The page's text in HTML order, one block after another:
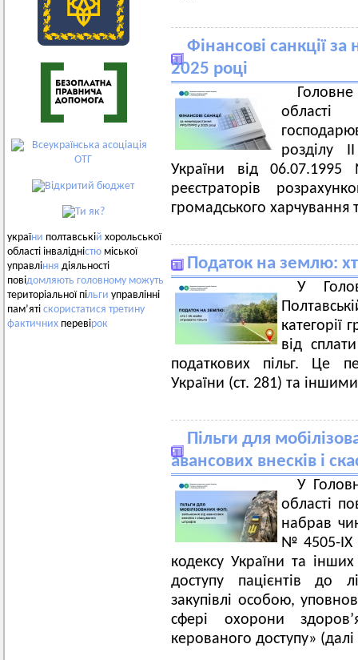
україни полтавській хорольської
області інвалідністю міської
управління діяльності
повідомляють головному можуть
територіальної пільги управлінні
пам’яті скористатися третину
фактичних перевірок
Фінансові санкції
2025 році
розділу
України від
реєстраторів
громадського
Податок на землю:
У
категорії
від
податкових пільг. Це
України (ст. 281) та
Пільги для
авансових внесків і
У
області
набрав
№ 4505-ІХ
кодексу України та
доступу пацієнтів до
закупівлі особою,
сфері охорони
керованого доступу»